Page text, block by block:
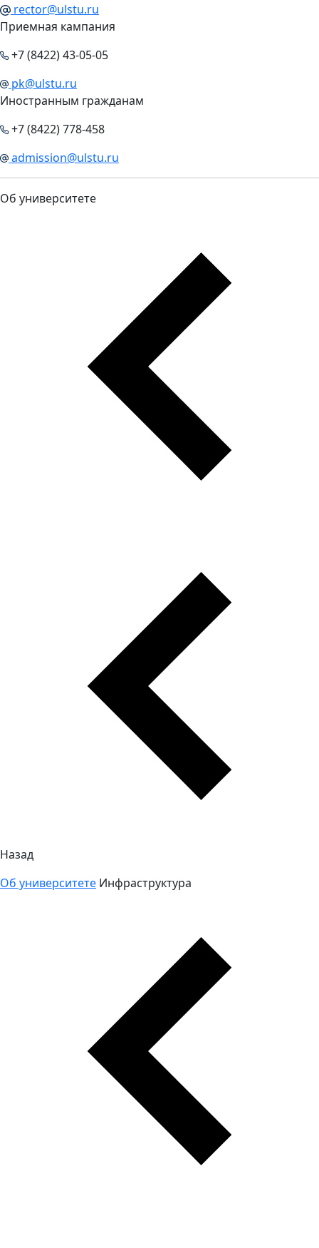
rector@ulstu.ru
Приемная кампания
+7 (8422) 43-05-05
pk@ulstu.ru
Иностранным гражданам
+7 (8422) 778-458
admission@ulstu.ru
Об университете
Назад
Об университете Инфраструктура